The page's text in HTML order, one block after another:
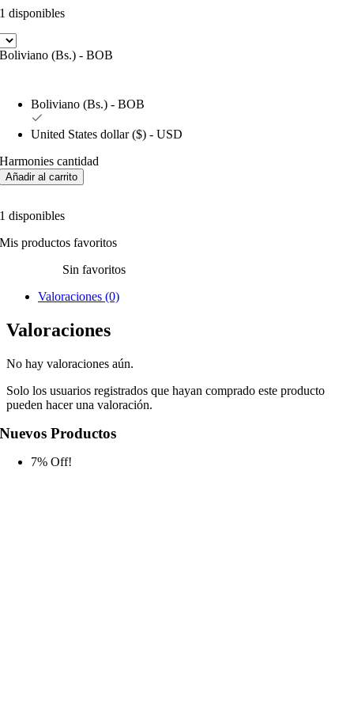
1 disponibles
Boliviano (Bs.) - BOB
Boliviano (Bs.) - BOB
United States dollar ($) - USD
Harmonies cantidad
Añadir al carrito
1 disponibles
Mis productos favoritos
Sin favoritos
Valoraciones (0)
Valoraciones
No hay valoraciones aún.
Solo los usuarios registrados que hayan comprado este producto
pueden hacer una valoración.
Nuevos Productos
7% Off!